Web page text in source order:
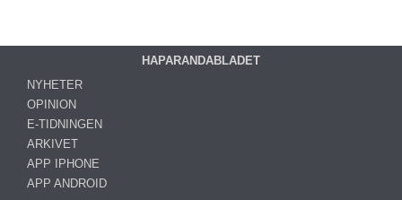
HAPARANDABLADET
NYHETER
OPINION
E-TIDNINGEN
ARKIVET
APP IPHONE
APP ANDROID